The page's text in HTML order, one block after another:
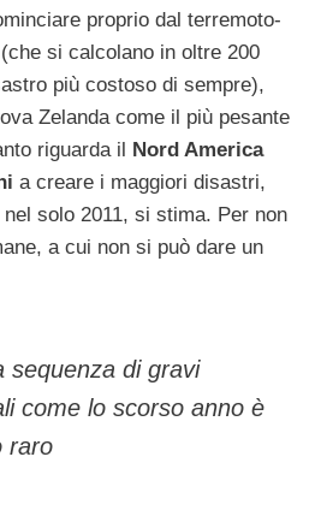
proprio dal terremoto-
si calcolano in oltre 200
più costoso di sempre),
Zelanda come il più pesante
riguarda il Nord America
a creare i maggiori disastri,
solo 2011, si stima. Per non
a cui non si può dare un
sequenza di gravi
come lo scorso anno è
raro